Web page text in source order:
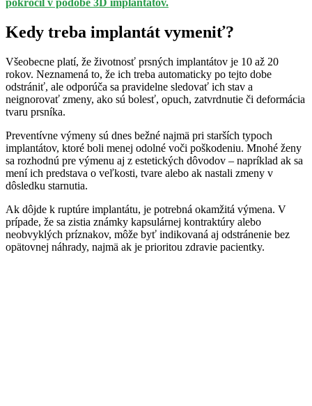
Kedy treba implantát vymeniť?
Všeobecne platí, že životnosť prsných implantátov je 10 až 20
rokov. Neznamená to, že ich treba automaticky po tejto dobe
odstrániť, ale odporúča sa pravidelne sledovať ich stav a
neignorovať zmeny, ako sú bolesť, opuch, zatvrdnutie či deformácia
tvaru prsníka.
Preventívne výmeny sú dnes bežné najmä pri starších typoch
implantátov, ktoré boli menej odolné voči poškodeniu. Mnohé ženy
sa rozhodnú pre výmenu aj z estetických dôvodov – napríklad ak sa
mení ich predstava o veľkosti, tvare alebo ak nastali zmeny v
dôsledku starnutia.
Ak dôjde k ruptúre implantátu, je potrebná okamžitá výmena. V
prípade, že sa zistia známky kapsulárnej kontraktúry alebo
neobvyklých príznakov, môže byť indikovaná aj odstránenie bez
opätovnej náhrady, najmä ak je prioritou zdravie pacientky.